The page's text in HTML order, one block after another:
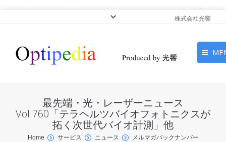
株式会社光響
ピックアップ
光基礎・光源
最先端・光・レーザーニュース
Vol.760「テラヘルツバイオフォトニクスが
拓く次世代バイオ計測」他
You are here:
Home サービス ニュース メルマガバックナンバー